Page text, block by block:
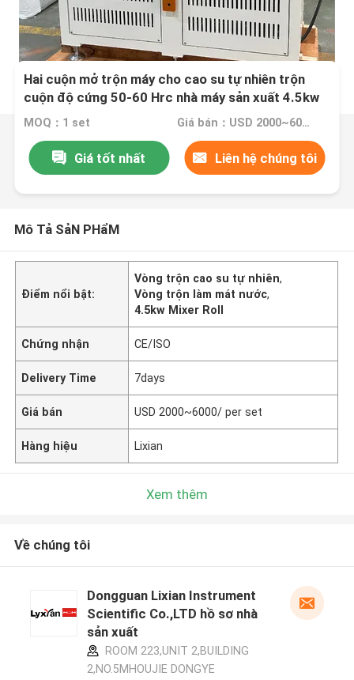
Hai cuộn mở trộn máy cho cao su tự nhiên trộn
cuộn độ cứng 50-60 Hrc nhà máy sản xuất 4.5kw
nước làm mát
MOQ：1 set Giá bán：USD 2000~6000/ per set
Giá tốt nhất Liên hệ chúng tôi
Mô Tả SảN PHẩM
Điểm nổi bật:
Vòng trộn cao su tự nhiên,
Vòng trộn làm mát nước,
4.5kw Mixer Roll
Chứng nhận CE/ISO
Delivery Time 7days
Giá bán USD 2000~6000/ per set
Hàng hiệu Lixian
Xem thêm
Về chúng tôi
Dongguan Lixian Instrument
Scientific Co.,LTD hồ sơ nhà
sản xuất
ROOM 223,UNIT 2,BUILDING
2,NO.5MHOUJIE DONGYE